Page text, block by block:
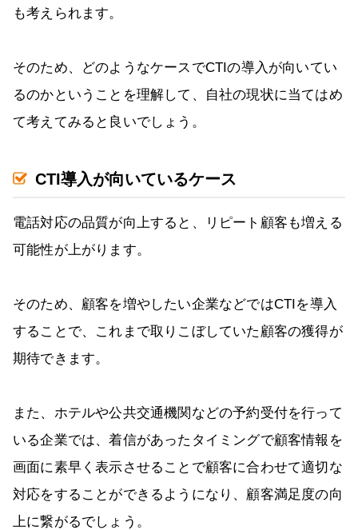
も考えられます。
そのため、どのようなケースでCTIの導入が向いてい
るのかということを理解して、自社の現状に当てはめ
て考えてみると良いでしょう。
CTI導入が向いているケース
電話対応の品質が向上すると、リピート顧客も増える
可能性が上がります。
そのため、顧客を増やしたい企業などではCTIを導入
することで、これまで取りこぼしていた顧客の獲得が
期待できます。
また、ホテルや公共交通機関などの予約受付を行って
いる企業では、着信があったタイミングで顧客情報を
画面に素早く表示させることで顧客に合わせて適切な
対応をすることができるようになり、顧客満足度の向
上に繋がるでしょう。